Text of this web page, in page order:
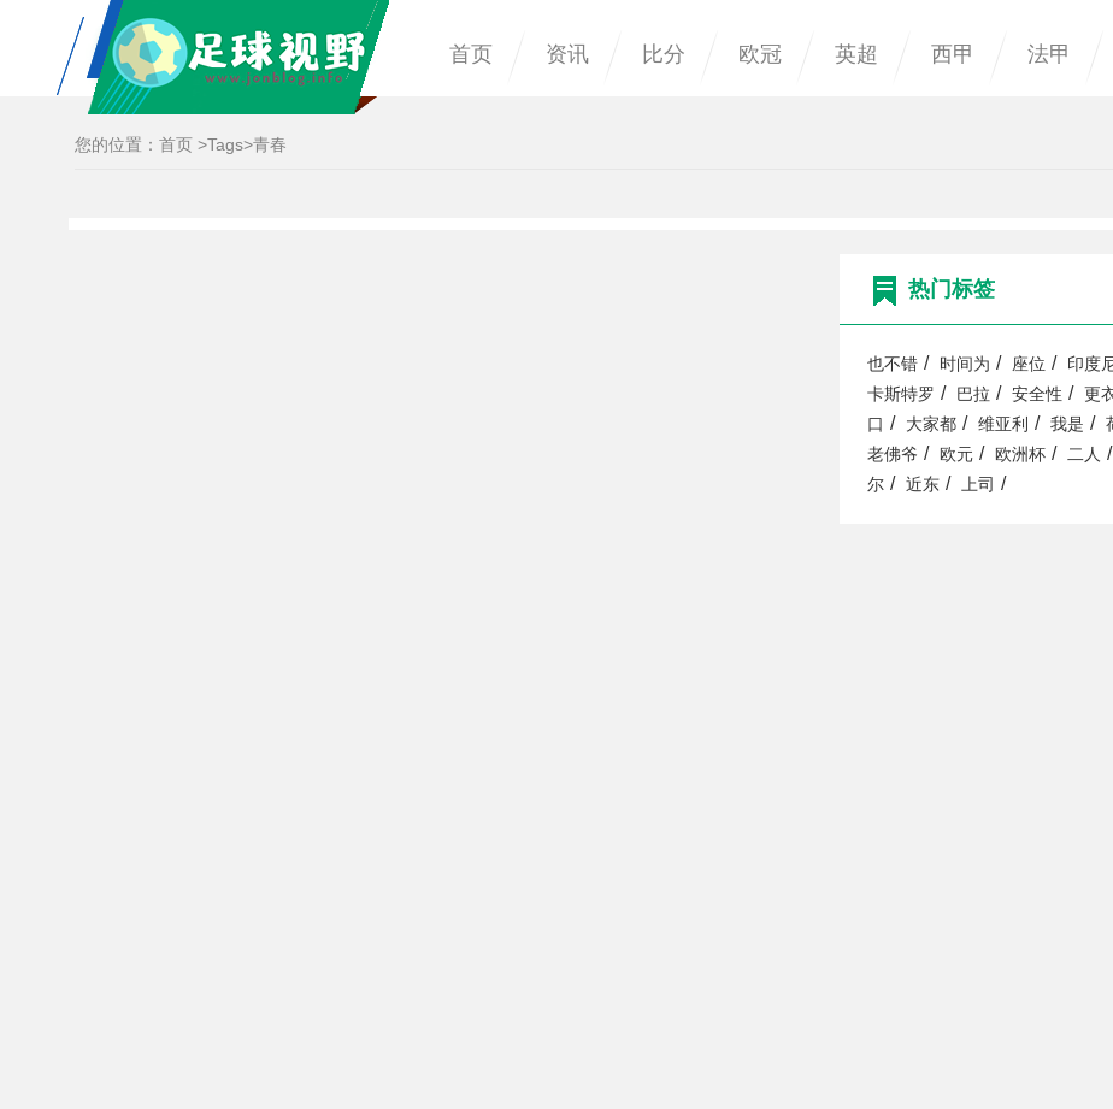
首页 资讯 比分 欧冠 英超 西甲 法甲
您的位置： 首页 >Tags>青春
热门标签
也不错 / 时间为 / 座位 / 印度
卡斯特罗 / 巴拉 / 安全性 / 更
口 / 大家都 / 维亚利 / 我是 /
老佛爷 / 欧元 / 欧洲杯 / 二人 /
尔 / 近东 / 上司 /